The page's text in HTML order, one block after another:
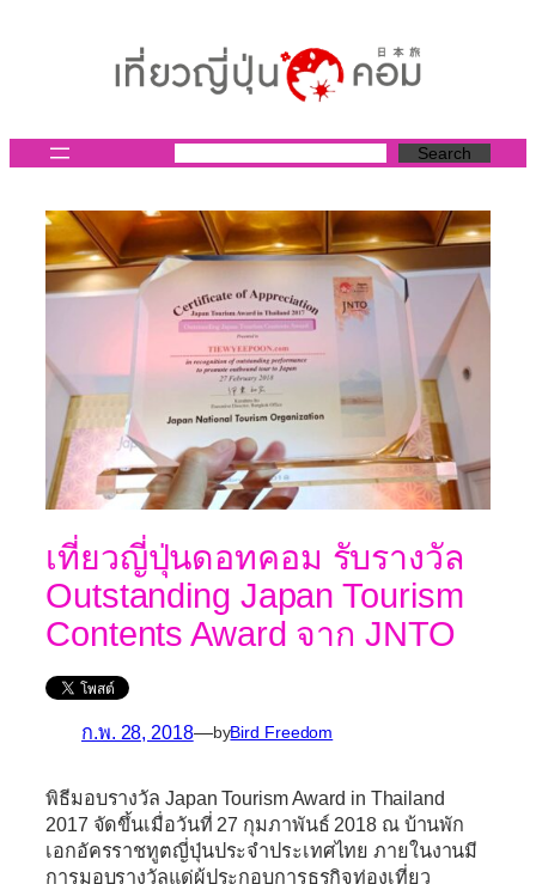
Search
เที่ยวญี่ปุ่นดอทคอม รับรางวัล
Outstanding Japan Tourism
Contents Award จาก JNTO
ก.พ. 28, 2018—byBird Freedom
พิธีมอบรางวัล Japan Tourism Award in Thailand
2017 จัดขึ้นเมื่อวันที่ 27 กุมภาพันธ์ 2018 ณ บ้านพัก
เอกอัครราชทูตญี่ปุ่นประจำประเทศไทย ภายในงานมี
การมอบรางวัลแด่ผู้ประกอบการธุรกิจท่องเที่ยว